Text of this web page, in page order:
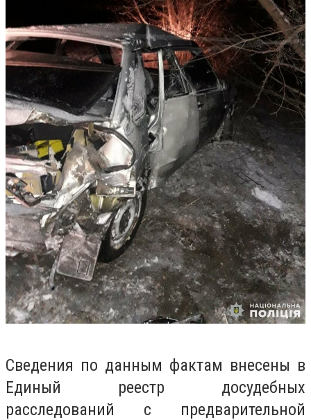
Сведения по данным фактам внесены в
Единый реестр досудебных
расследований с предварительной